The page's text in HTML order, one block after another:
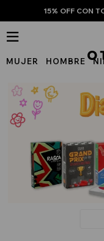
15% OFF CON
MUJER HOMBRE
